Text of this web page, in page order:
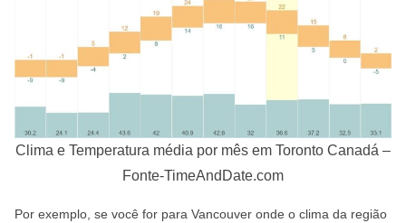
Clima e Temperatura média por mês em Toronto Canadá –
Fonte-TimeAndDate.com
Por exemplo, se você for para Vancouver onde o clima da região